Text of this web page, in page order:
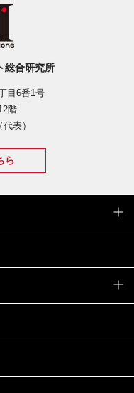
総合研究所
目6番1号
階
（代表）
ら